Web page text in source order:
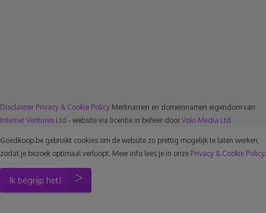
Disclaimer Privacy & Cookie Policy Merknamen en domeinnamen eigendom van
Internet Ventures Ltd - website via licentie in beheer door Volo Media Ltd
Goedkoop.be gebruikt cookies om de website zo prettig mogelijk te laten werken,
zodat je bezoek optimaal verloopt. Meer info lees je in onze Privacy & Cookie Policy.
Ik begrijp het!